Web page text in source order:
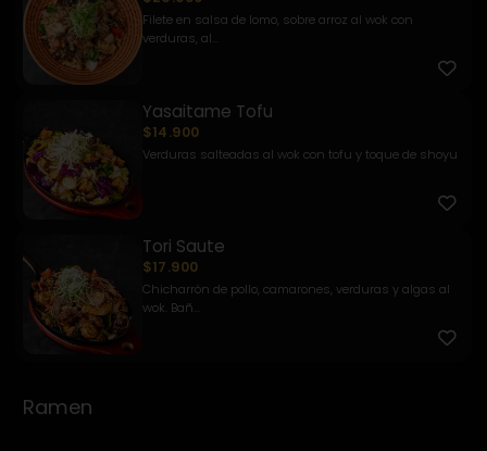
Filete en salsa de lomo, sobre arroz al wok con
verduras, al...
Yasaitame Tofu
$14.900
Verduras salteadas al wok con tofu y toque de shoyu
Tori Saute
$17.900
Chicharrón de pollo, camarones, verduras y algas al
wok. Bañ...
Ramen